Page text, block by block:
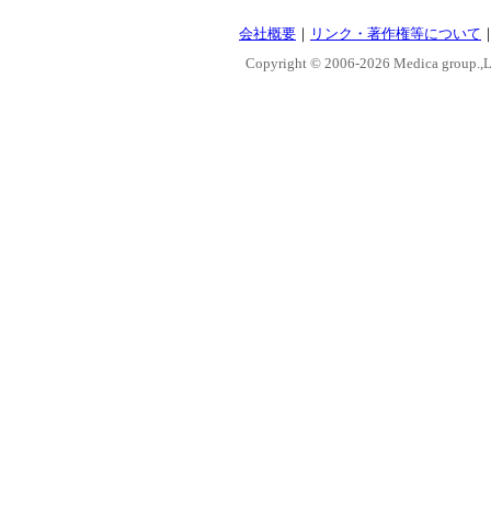
会社概要 ｜ リンク・著作権等について
Copyright © 2006-2026 Medica